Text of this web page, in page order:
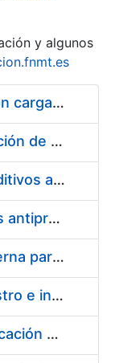
y algunos
Pliego condiciones optimización cargas compras firmado
Acuerdo marco para la fabricación de piezas
Suministro de Protectores Auditivos a medida para las personas trabajadoras de los Centros de Trabajo de Madrid y Burgos
Suministro de gafas graduadas antiproyecciones para los trabajadores de la FNMT-RCM en los centros de trabajo de Madrid y Burgos
Servicios de una empresa externa para el asesoramiento y resolución de los recursos de alzada que se presentan relacionados con procesos de selección para la FNMT-RCM
Acuerdo marco para el suministro e instalación de persianas, estores y otros complementos
Servicio de Calibración y Verificación Externa de los Equipos de Medición del Servicio de Prevención de la FNMT-RCM